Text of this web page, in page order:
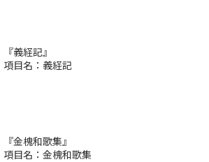
『義経記』
項目名：義経記
『金槐和歌集』
項目名：金槐和歌集